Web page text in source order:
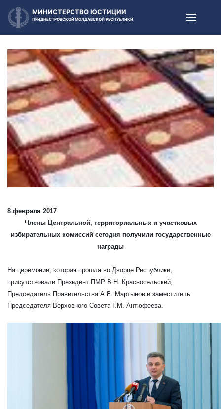
МИНИСТЕРСТВО ЮСТИЦИИ
ПРИДНЕСТРОВСКОЙ МОЛДАВСКОЙ РЕСПУБЛИКИ
8 февраля 2017
Члены Центральной, территориальных и участковых
избирательных комиссий сегодня получили государственные
награды
На церемонии, которая прошла во Дворце Республики,
присутствовали Президент ПМР В.Н. Красносельский,
Председатель Правительства А.В. Мартынов и заместитель
Председателя Верховного Совета Г.М. Антюфеева.